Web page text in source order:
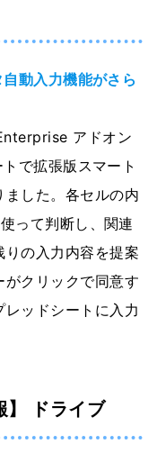
動入力機能がさら
アドオン
で拡張版スマート
した。各セルの内
って判断し、関連
の入力内容を提案
がクリックで同意す
ッドシートに入力
】 ドライブ